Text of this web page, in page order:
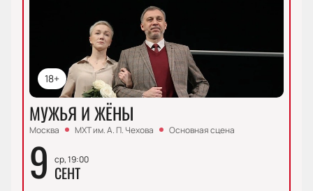
18+
МУЖЬЯ И ЖЁНЫ
Москва МХТ им. А. П. Чехова Основная сцена
9 ср, 19:00
СЕНТ